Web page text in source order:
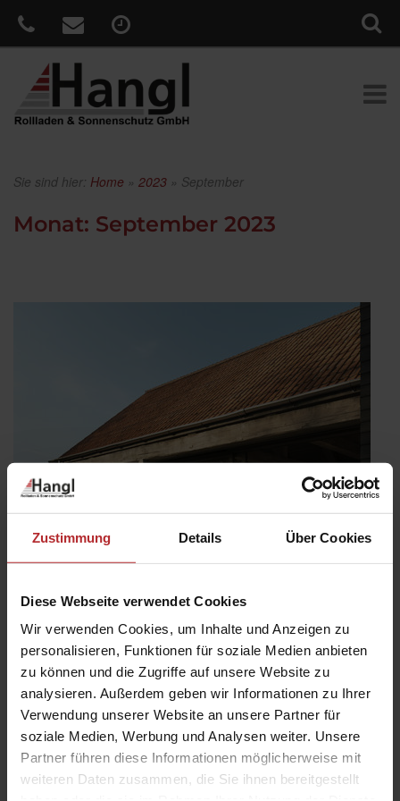
Zustimmung Details Über Cookies
Diese Webseite verwendet Cookies
Wir verwenden Cookies, um Inhalte und Anzeigen zu
personalisieren, Funktionen für soziale Medien anbieten
zu können und die Zugriffe auf unsere Website zu
analysieren. Außerdem geben wir Informationen zu Ihrer
Verwendung unserer Website an unsere Partner für
soziale Medien, Werbung und Analysen weiter. Unsere
Partner führen diese Informationen möglicherweise mit
weiteren Daten zusammen, die Sie ihnen bereitgestellt
Sie sind hier: Home » 2023 » September
Monat: September 2023
Trendthema energetische Sanierung
Veröffentlicht
am
5. September 2023
Wie machen Sie Ihre Immobilie zukunftssicher? Das Erreichen
der Klimaschutzziele und hohe Energiepreise erfordern ein
Umdenken in vielerlei Hinsicht. Es ist eines DER Trendthemen,